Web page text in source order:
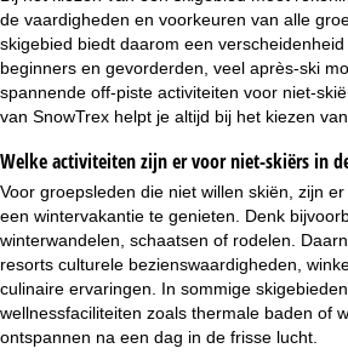
de vaardigheden en voorkeuren van alle
skigebied biedt daarom een
beginners en gevorderden, veel après-ski
spannende off-piste activiteiten voor niet-
van SnowTrex helpt je altijd bij het kiezen
Welke activiteiten zijn er voor niet-skiërs in
Voor groepsleden die niet willen skiën, zijn
een wintervakantie te genieten. Denk
winterwandelen, schaatsen of rodelen.
resorts culturele bezienswaardigheden,
culinaire ervaringen. In sommige
wellnessfaciliteiten zoals thermale baden of
ontspannen na een dag in de frisse lucht.